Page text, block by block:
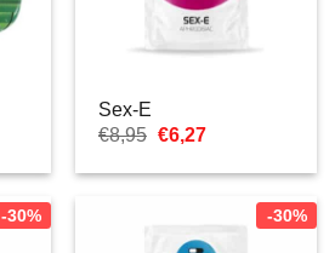
Sex-E
€8,95 Il
originale
€6,27Il
attuale
€6,27.
-30% -30%